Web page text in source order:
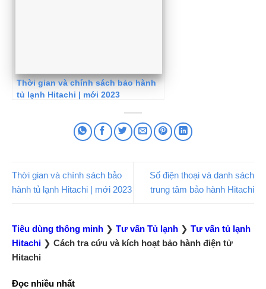
Thời gian và chính sách bảo hành
tủ lạnh Hitachi | mới 2023
Thời gian và chính sách bảo
hành tủ lạnh Hitachi | mới 2023
Số điện thoại và danh sách
trung tâm bảo hành Hitachi
Tiêu dùng thông minh ❯ Tư vấn Tủ lạnh ❯ Tư vấn tủ lạnh
Hitachi ❯ Cách tra cứu và kích hoạt bảo hành điện tử
Hitachi
Đọc nhiều nhất